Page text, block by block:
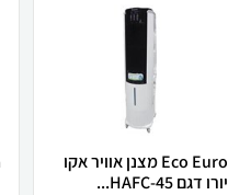
Eco Euro מצנן אוויר אקו
יורו דגם HAFC-45...